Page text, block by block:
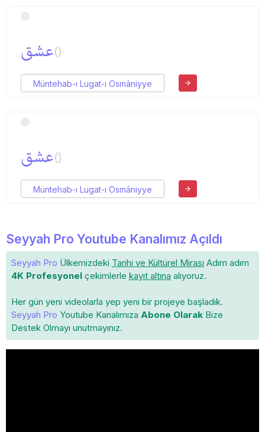
عشق()
Müntehab-ı Lugat-ı Osmâniyye
عشق()
Müntehab-ı Lugat-ı Osmâniyye
Seyyah Pro Youtube Kanalımız Açıldı
Seyyah Pro Ülkemizdeki Tarihi ve Kültürel Mirası Adım adım
4K Profesyonel çekimlerle kayıt altına alıyoruz.
Her gün yeni videolarla yep yeni bir projeye başladık.
Seyyah Pro Youtube Kanalımıza Abone Olarak Bize
Destek Olmayı unutmayınız.